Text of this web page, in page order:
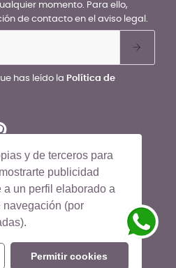
y de terceros para
publicidad
un perfil elaborado a
navegación (por
Permitir cookies
momento. Para ello,
de contacto en el aviso legal.
has leído la Política de
los derechos reservados